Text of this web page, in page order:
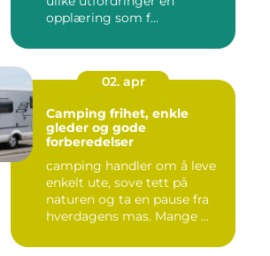
opplæring som f...
02. apr
Camping frihet, enkle
gleder og gode
forberedelser
camping handler om å leve
enkelt ute, sove tett på
naturen og ta en pause fra
hverdagens mas. Mange ...